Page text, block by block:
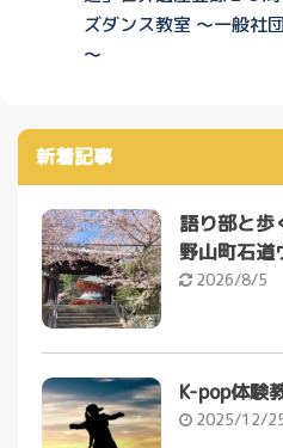
ズダンス教室 ～一般社
～
新着記事
語り部と
野山町石道
2026/8/5
K-pop体験
2025/12/